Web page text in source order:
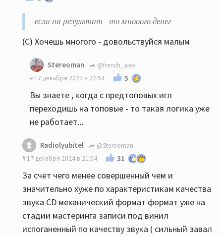
если на результат - то мнооого денег
(С) Хочешь многого - довольствуйся малым
Stereoman
@french_alex
17 декабря 2024 в 22:54
5
Вы знаете , когда с предтоповых игл
переходишь на топовые - то такая логика уже
не работает...
Radiolyubitel
@Stereoman
17 декабря 2024 в 21:54
31
За счет чего менее совершенный чем и
значительно хуже по характеристикам качества
звука CD механический формат формат уже на
стадии мастеринга записи под винил
испоганенный по качеству звука ( сильный завал